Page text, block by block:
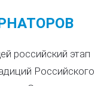
российский этап
Российского